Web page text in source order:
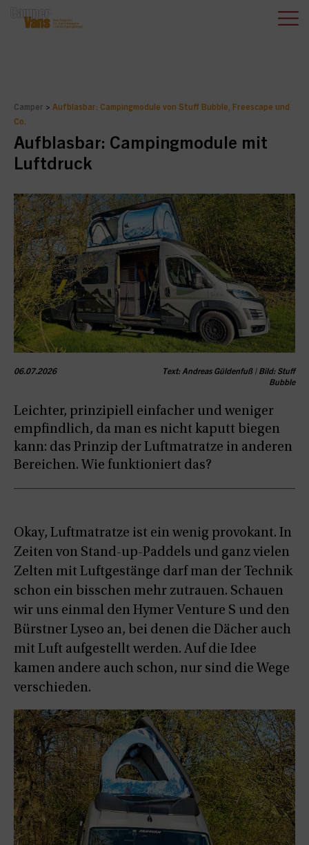
Camper > Aufblasbar: Campingmodule von Stuff Bubble, Freescape und
Co.
Aufblasbar: Campingmodule mit
Luftdruck
06.07.2026
Text: Andreas Güldenfuß | Bild: Stuff
Bubble
Leichter, prinzipiell einfacher und weniger
empfindlich, da man es nicht kaputt biegen
kann: das Prinzip der Luftmatratze in anderen
Bereichen. Wie funktioniert das?
Okay, Luftmatratze ist ein wenig provokant. In
Zeiten von Stand-up-Paddels und ganz vielen
Zelten mit Luftgestänge darf man der Technik
schon ein bisschen mehr zutrauen. Schauen
wir uns einmal den Hymer Venture S und den
Bürstner Lyseo an, bei denen die Dächer auch
mit Luft aufgestellt werden. Auf die Idee
kamen andere auch schon, nur sind die Wege
verschieden.